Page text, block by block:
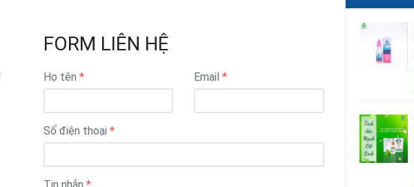
FORM LIÊN HỆ
Họ tên Email
Số điện thoại
Tin nhắn